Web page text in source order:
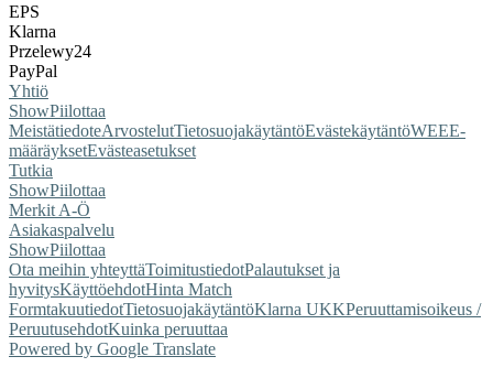
EPS
Klarna
Przelewy24
PayPal
Yhtiö
ShowPiilottaa
MeistätiedoteArvostelutTietosuojakäytäntöEvästekäytäntöWEEE-
määräyksetEvästeasetukset
Tutkia
ShowPiilottaa
Merkit A-Ö
Asiakaspalvelu
ShowPiilottaa
Ota meihin yhteyttäToimitustiedotPalautukset ja
hyvitysKäyttöehdotHinta Match
FormtakuutiedotTietosuojakäytäntöKlarna UKKPeruuttamisoikeus /
PeruutusehdotKuinka peruuttaa
Powered by Google Translate